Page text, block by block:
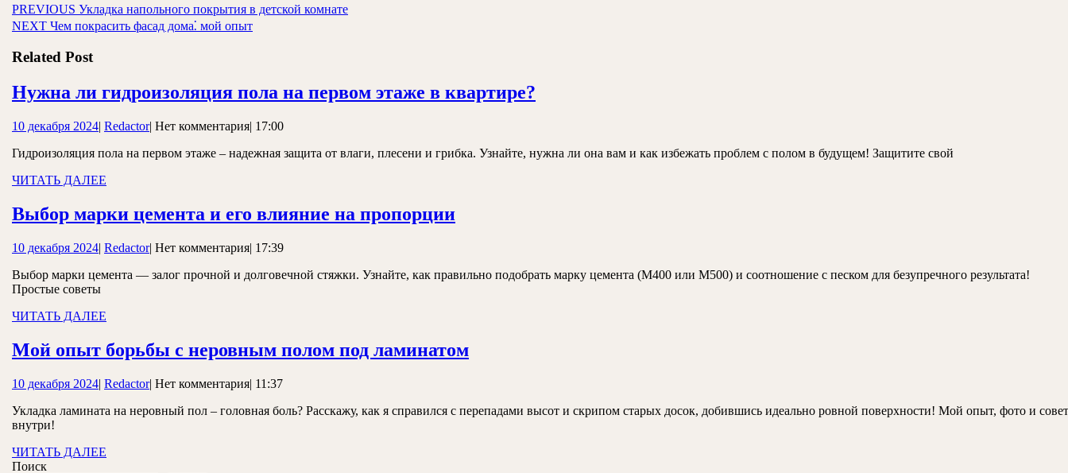
Навигация
по
записям
PREVIOUS Предыдущая
запись:
Укладка напольного покрытия в детской комнате
NEXT Следующая
Чем покрасить фасад дома⁚ мой опыт
Related Post
Нужна ли гидроизоляция пола на первом этаже в квартире?
пола
10 декабря 202410
2024
| RedactorRedactor
| Нет комментария| 17:00
Гидроизоляция пола на первом этаже – надежная защита от влаги, плесени и грибка. Узнайте, нужна ли она вам и как избежать проблем с полом в будущем! Защитите свой
ЧИТАТЬ ДАЛЕЕ
Выбор марки цемента и его влияние на пропорцииВыбор
и
пропорции
10 декабря 202410
2024
| RedactorRedactor
| Нет комментария| 17:39
Выбор марки цемента — залог прочной и долговечной стяжки. Узнайте, как правильно подобрать марку цемента (М400 или М500) и соотношение с песком для безупречного результата!
Простые советы
ЧИТАТЬ ДАЛЕЕ
Мой опыт борьбы с неровным полом под ламинатомМой
с
10 декабря 202410
2024
| RedactorRedactor
| Нет комментария| 11:37
Укладка ламината на неровный пол – головная боль? Расскажу, как я справился с перепадами высот и скрипом старых досок, добившись идеально ровной поверхности! Мой опыт, фото и
внутри!
ЧИТАТЬ ДАЛЕЕ
Поиск